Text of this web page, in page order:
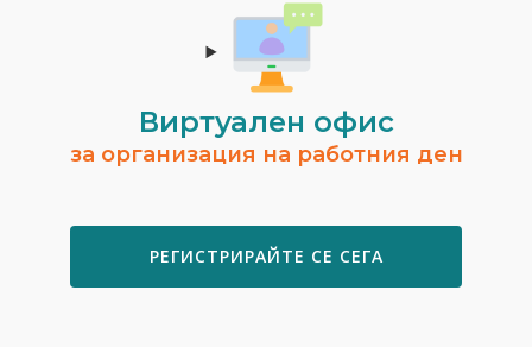
Виртуален офис
за организация на работния ден
РЕГИСТРИРАЙТЕ СЕ СЕГА